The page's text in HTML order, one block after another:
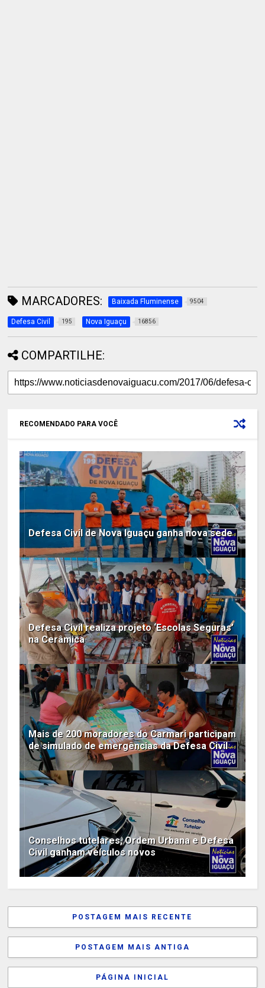
MARCADORES: Baixada Fluminense 9504
Defesa Civil 195 Nova Iguaçu 16856
COMPARTILHE:
RECOMENDADO PARA VOCÊ
Defesa Civil de Nova Iguaçu ganha nova sede
Defesa Civil realiza projeto ‘Escolas Seguras’
na Cerâmica
Mais de 200 moradores do Carmari participam
de simulado de emergências da Defesa Civil
Conselhos tutelares, Ordem Urbana e Defesa
Civil ganham veículos novos
POSTAGEM MAIS RECENTE
POSTAGEM MAIS ANTIGA
PÁGINA INICIAL